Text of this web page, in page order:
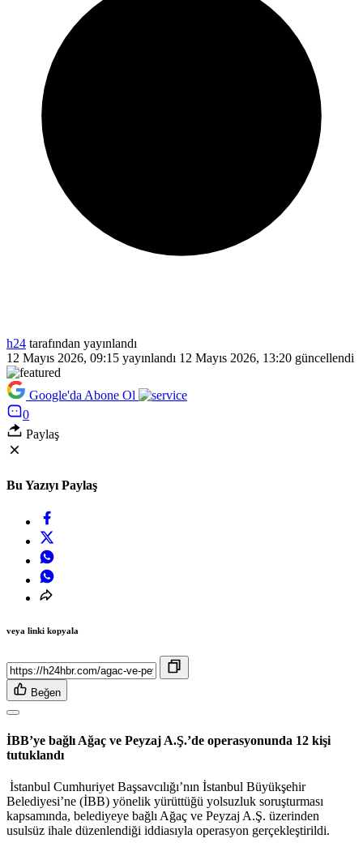
h24 tarafından yayınlandı
12 Mayıs 2026, 09:15 yayınlandı 12 Mayıs 2026, 13:20 güncellendi
Google'da Abone Ol
0
Paylaş
Bu Yazıyı Paylaş
veya linki kopyala
Beğen
İBB’ye bağlı Ağaç ve Peyzaj A.Ş.’de operasyonunda 12 kişi
tutuklandı
İstanbul Cumhuriyet Başsavcılığı’nın İstanbul Büyükşehir
Belediyesi’ne (İBB) yönelik yürüttüğü yolsuzluk soruşturması
kapsamında, belediyeye bağlı Ağaç ve Peyzaj A.Ş. üzerinden
usulsüz ihale düzenlendiği iddiasıyla operasyon gerçekleştirildi.